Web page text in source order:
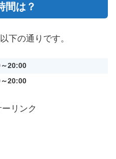
間は？
下の通りです。
20:00
20:00
リンク